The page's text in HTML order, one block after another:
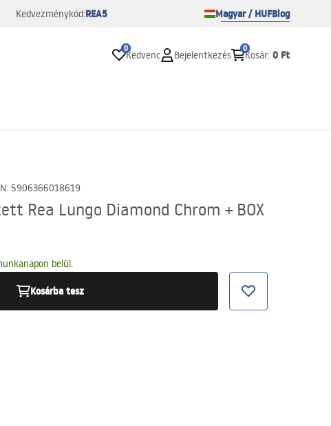
Kedvezménykód:REA5 Magyar / HUFBlog
0
Kedvenc Bejelentkezés
0
Kosár: 0 Ft
: 5906366018619
Rea Lungo Diamond Chrom + BOX
belül.
Kosárba tesz